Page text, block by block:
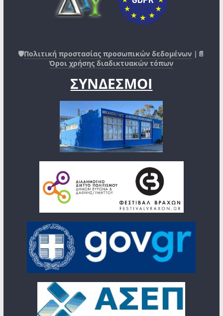
🛡️Πολιτική προστασίας προσωπικών δεδομένων |📄
Όροι χρήσης διαδικτυακών τόπων
ΣΥΝΔΕΣΜΟΙ